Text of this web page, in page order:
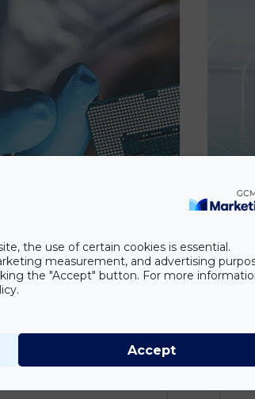
für
the use of certain cookies is essential.
measurement, and advertising
the "Accept" button. For more
Accept